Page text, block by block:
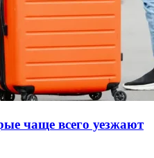
чаще всего уезжают